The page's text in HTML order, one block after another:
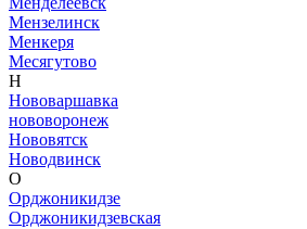
Мензелинск
Менкеря
Месягутово
Н
Нововаршавка
нововоронеж
Нововятск
Новодвинск
О
Орджоникидзе
Орджоникидзевская